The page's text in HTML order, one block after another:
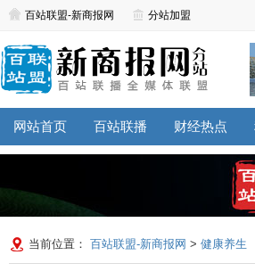
百站联盟-新商报网 分站加盟
网站首页 百站联播 财经热点
当前位置： 百站联盟-新商报网 > 健康养生